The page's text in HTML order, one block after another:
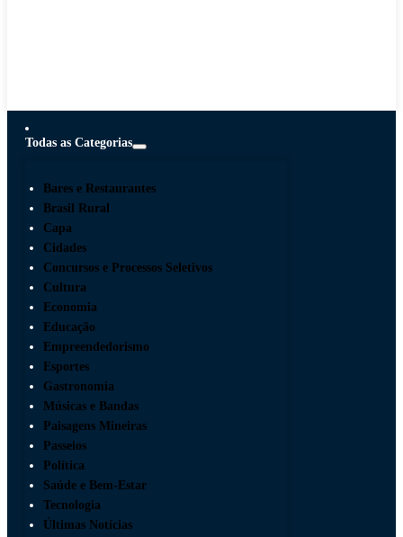
Todas as Categorias
Bares e Restaurantes
Brasil Rural
Capa
Cidades
Concursos e Processos Seletivos
Cultura
Economia
Educação
Empreendedorismo
Esportes
Gastronomia
Músicas e Bandas
Paisagens Mineiras
Passeios
Política
Saúde e Bem-Estar
Tecnologia
Últimas Notícias